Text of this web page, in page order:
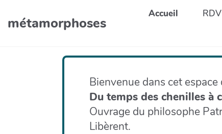
métamorphoses
Accueil RDV
Bienvenue dans cet
Du temps des chenilles à
Ouvrage du philosophe
Libèrent.